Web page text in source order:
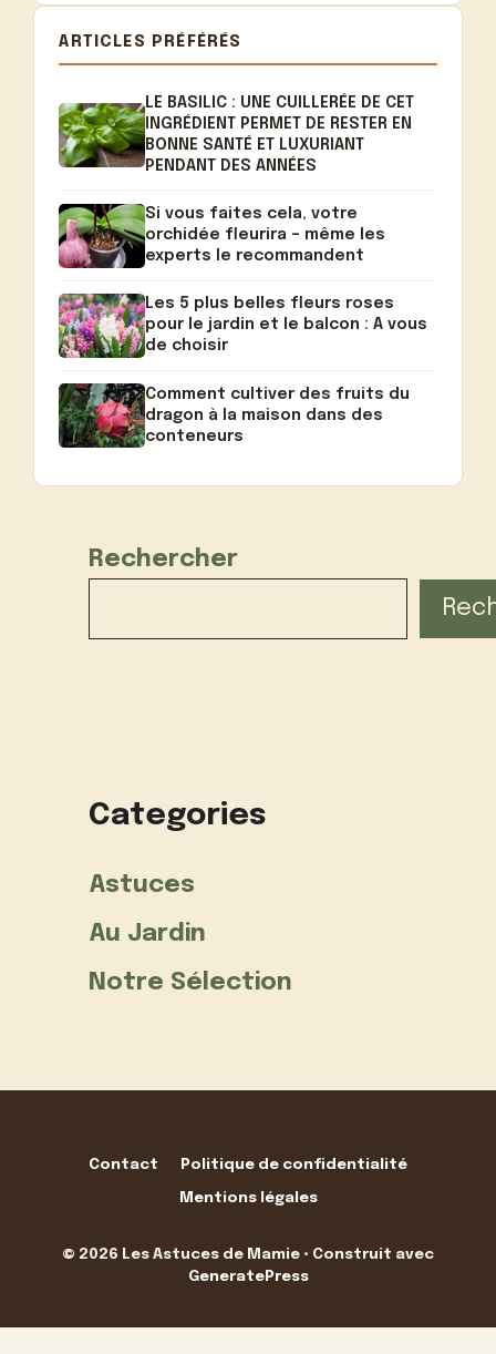
ARTICLES PRÉFÉRÉS
LE BASILIC : UNE CUILLERÉE DE CET
INGRÉDIENT PERMET DE RESTER EN
BONNE SANTÉ ET LUXURIANT
PENDANT DES ANNÉES
Si vous faites cela, votre
orchidée fleurira – même les
experts le recommandent
Les 5 plus belles fleurs roses
pour le jardin et le balcon : A vous
de choisir
Comment cultiver des fruits du
dragon à la maison dans des
conteneurs
Rechercher
Categories
Astuces
Au Jardin
Notre Sélection
Contact Politique de confidentialité
Mentions légales
© 2026 Les Astuces de Mamie • Construit avec
GeneratePress